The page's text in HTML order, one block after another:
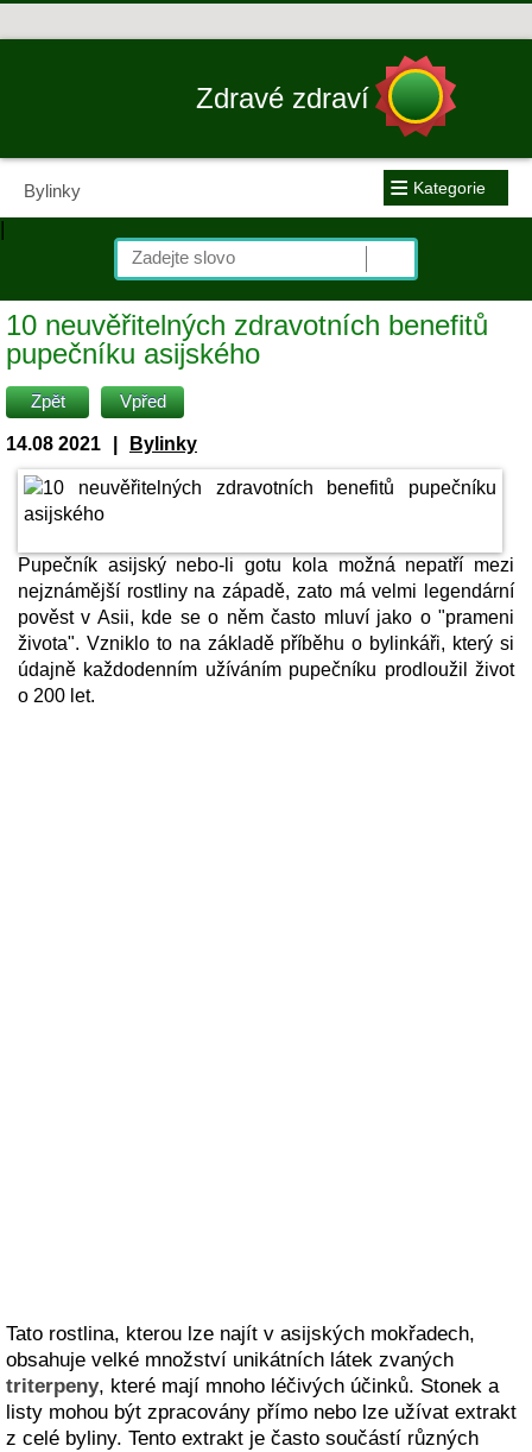
Zdravé zdraví
Bylinky ≡ Kategorie
|
10 neuvěřitelných zdravotních benefitů
pupečníku asijského
Zpět Vpřed
14.08 2021 Bylinky
Pupečník asijský nebo-li gotu kola možná nepatří mezi
nejznámější rostliny na západě, zato má velmi legendární
pověst v Asii, kde se o něm často mluví jako o "prameni
života". Vzniklo to na základě příběhu o bylinkáři, který si
údajně každodenním užíváním pupečníku prodloužil život
o 200 let.
Tato rostlina, kterou lze najít v asijských mokřadech,
obsahuje velké množství unikátních látek zvaných
triterpeny, které mají mnoho léčivých účinků. Stonek a
listy mohou být zpracovány přímo nebo lze užívat extrakt
z celé byliny. Tento extrakt je často součástí různých